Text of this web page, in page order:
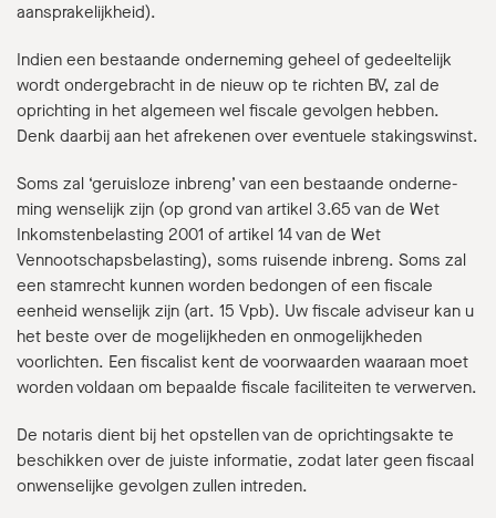
aansprakelijkheid).
Indien een bestaande onderneming geheel of gedeeltelijk
wordt ondergebracht in de nieuw op te richten BV, zal de
oprichting in het algemeen wel fiscale gevolgen hebben.
Denk daarbij aan het afrekenen over eventuele stakingswinst.
Soms zal ‘geruisloze inbreng’ van een bestaande onderne­
ming wenselijk zijn (op grond van artikel 3.65 van de Wet
Inkomstenbelasting 2001 of artikel 14 van de Wet
Vennootschapsbelasting), soms ruisende inbreng. Soms zal
een stamrecht kunnen worden bedongen of een fiscale
eenheid wenselijk zijn (art. 15 Vpb). Uw fiscale adviseur kan u
het beste over de mogelijkheden en onmogelijkheden
voorlichten. Een fiscalist kent de voorwaarden waaraan moet
worden voldaan om bepaalde fiscale faciliteiten te verwerven.
De notaris dient bij het opstellen van de oprichtingsakte te
beschikken over de juiste informatie, zodat later geen fiscaal
onwenselijke gevolgen zullen intreden.